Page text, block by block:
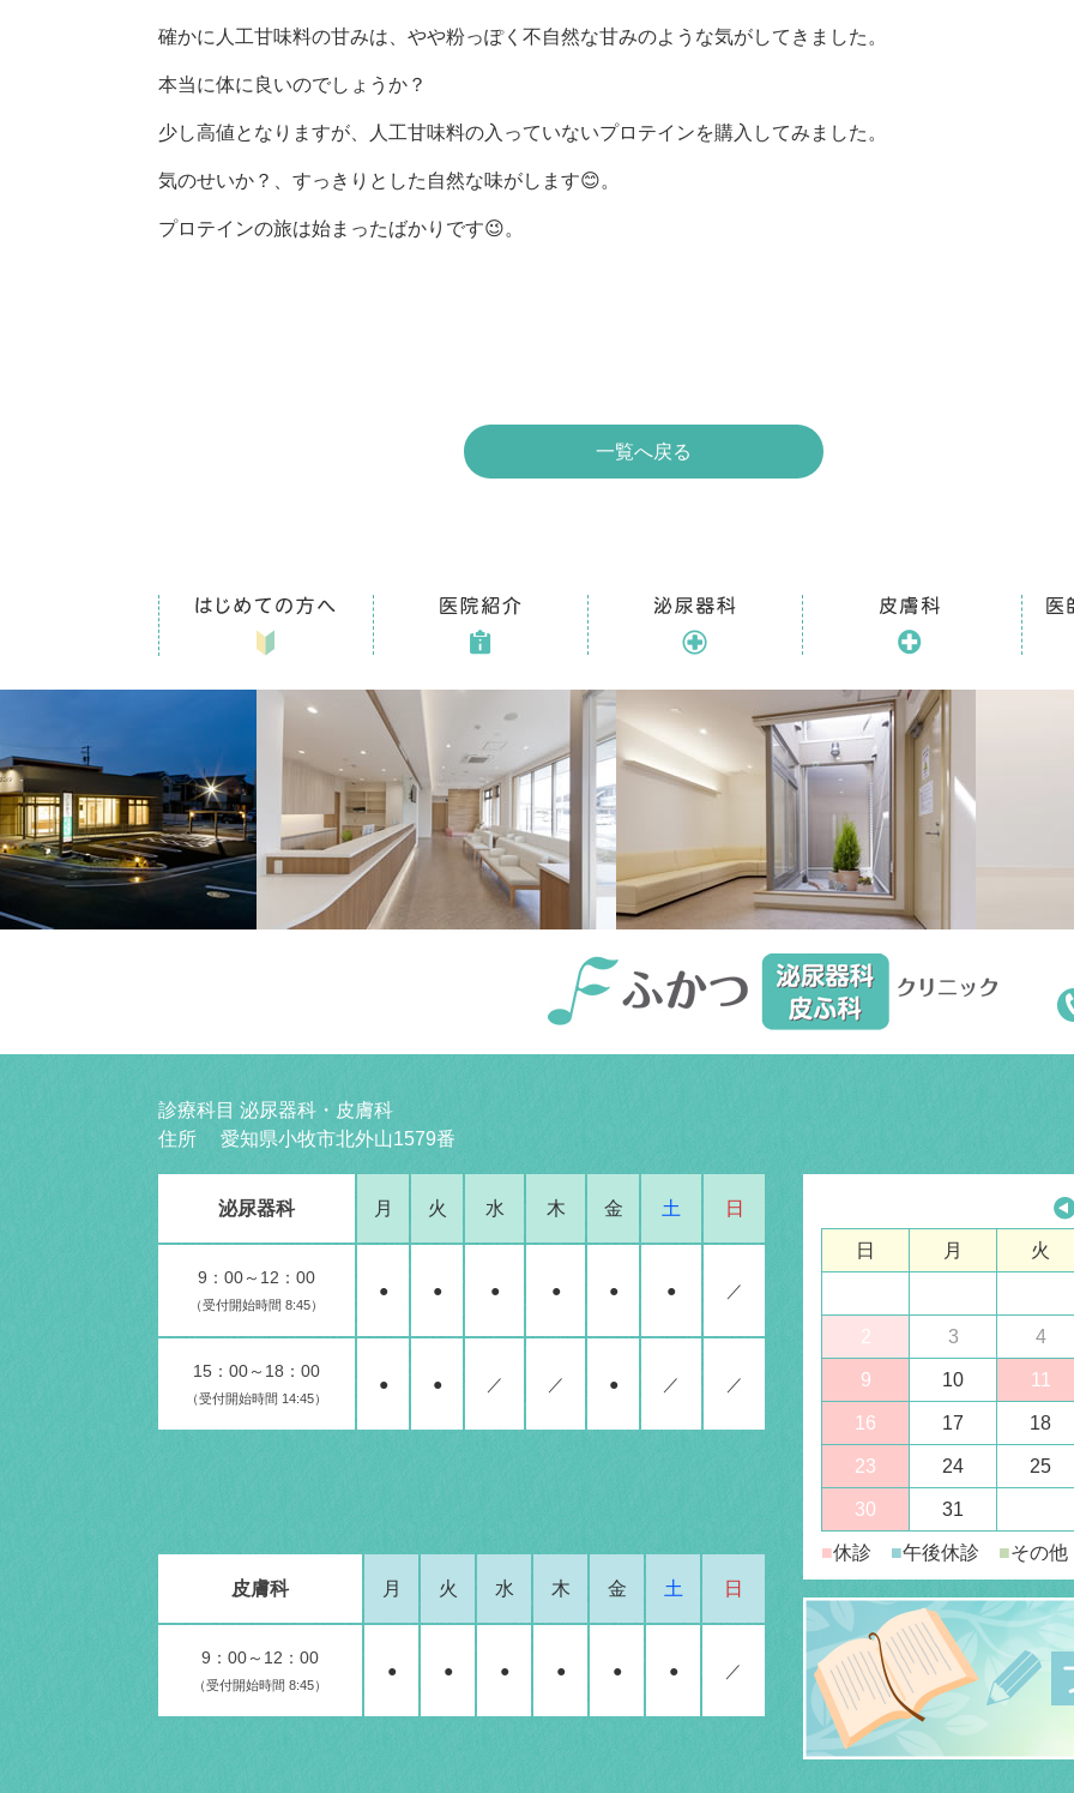
確かに人工甘味料の甘みは、やや粉っぽく不自然な甘みのような気がしてきました。
本当に体に良いのでしょうか？
少し高値となりますが、人工甘味料の入っていないプロテインを購入してみました。
気のせいか？、すっきりとした自然な味がします😊。
プロテインの旅は始まったばかりです😉。
一覧へ戻る
診療科目 泌尿器科・皮膚科
住所 愛知県小牧市北外山1579番
泌尿器科 月 火 水 木 金 土 日
9：00～12：00
（受付開始時間 8:45）
● ● ● ● ● ● ／
15：00～18：00
（受付開始時間 14:45）
● ● ／ ／ ● ／ ／
皮膚科 月 火 水 木 金 土 日
9：00～12：00
（受付開始時間 8:45）
● ● ● ● ● ● ／
日 月 火
2 3 4
9 10 11
16 17 18
23 24 25
30 31
■休診 ■午後休診 ■その他